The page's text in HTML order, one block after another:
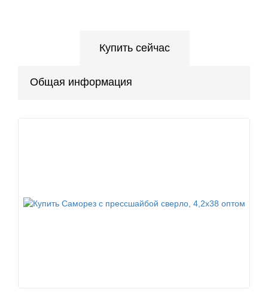
Купить сейчас
Общая информация